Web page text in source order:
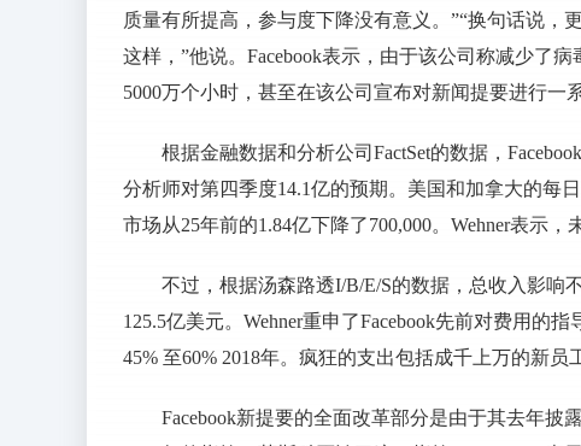
质量有所提高，参与度下降没有意义。”“换句话说
这样，”他说。Facebook表示，由于该公司称减少了
5000万个小时，甚至在该公司宣布对新闻提要进行一
根据金融数据和分析公司FactSet的数据，
分析师对第四季度14.1亿的预期。美国和加拿大的每
市场从25年前的1.84亿下降了700,000。Wehner表示，
不过，根据汤森路透I/B/E/S的数据，总收入影响
125.5亿美元。Wehner重申了Facebook先前对费用的
45% 至60% 2018年。疯狂的支出包括成千上万的新员
Facebook新提要的全面改革部分是由于其去年披